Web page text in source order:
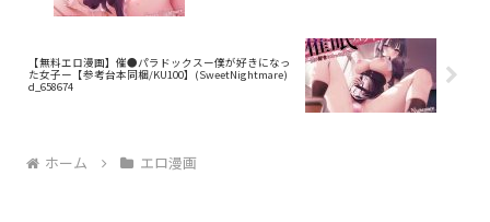
【無料エロ漫画】催●パラドックスー僕が好きになっ
た女子ー【参考台本同梱/KU100】(SweetNightmare)
d_658674
ホーム エロ漫画